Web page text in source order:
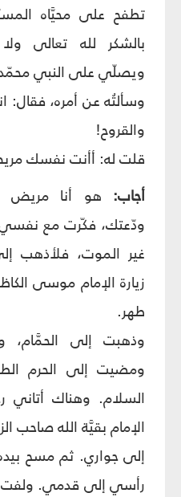
تطفح على محيَّاه
بالشكر لله تعالى
ويصلّي على النبي محمّد
وسألتُه عن أمره، فقال:
والقروح!
قلت له: أأنت نفسك
أجاب: هو أنا مريض
ودّعتك، فكّرت مع
غير الموت، فلأذهب
زيارة الإمام موسى
طهر.
وذهبت إلى الحمَّام،
ومضيت إلى الحرم
السلام. وهناك أتاني
الإمام بقيَّة الله صاحب
إلى جواري. ثم مسح
رأسي إلى قدمي. ولفت